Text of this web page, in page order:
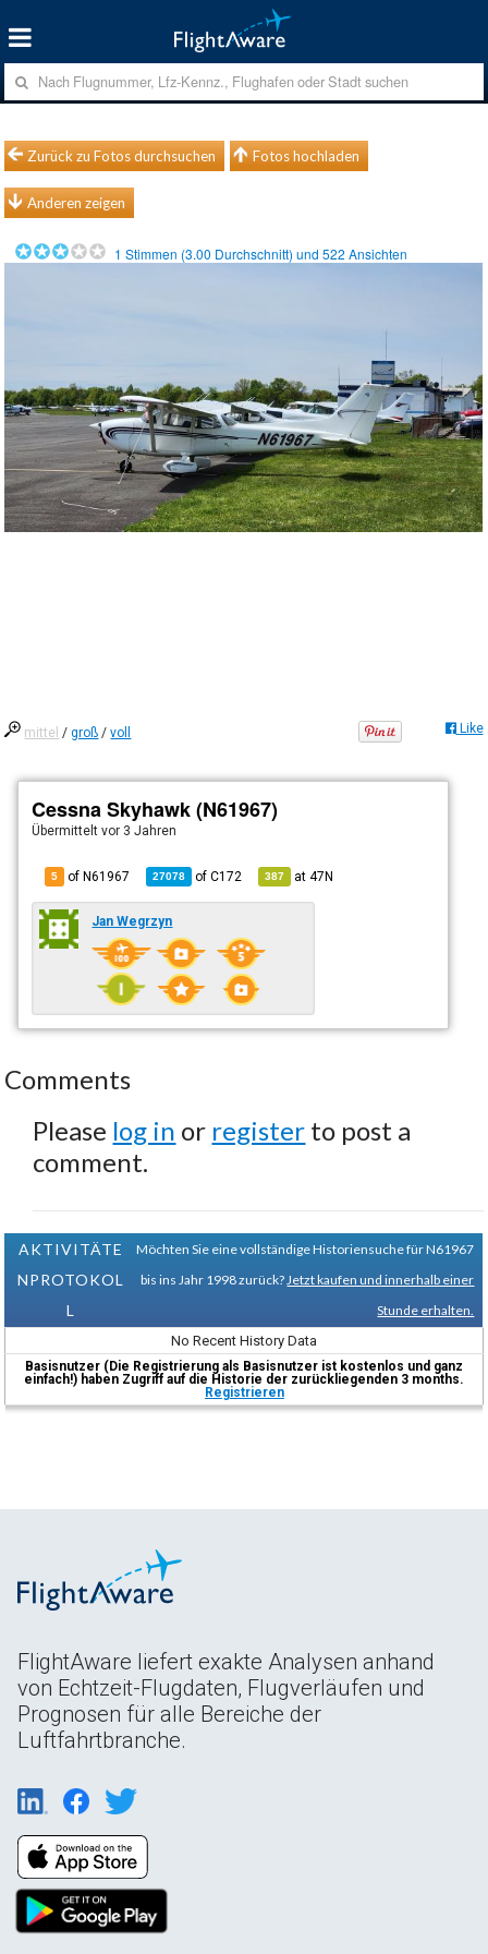
Zurück zu Fotos durchsuchen Fotos hochladen
Anderen zeigen
1 Stimmen (3.00 Durchschnitt) und522 Ansichten
mittel /groß /voll Like
Cessna Skyhawk (N61967)
Übermitteltvor 3 Jahren
5 of N61967 27078 ofC172 387 at47N
Jan Wegrzyn
Comments
Please log in or register to post a
comment.
AKTIVITÄTE
NPROTOKOL
L
Möchten Sie eine vollständige Historiensuche für N61967
bis ins Jahr 1998 zurück? Jetzt kaufen und innerhalb einer
Stunde erhalten.
No Recent History Data
Basisnutzer (Die Registrierung als Basisnutzer ist kostenlos und ganz
einfach!) haben Zugriff auf die Historie der zurückliegenden 3 months.
Registrieren
FlightAware liefert exakte Analysen anhand
von Echtzeit-Flugdaten, Flugverläufen und
Prognosen für alle Bereiche der
Luftfahrtbranche.